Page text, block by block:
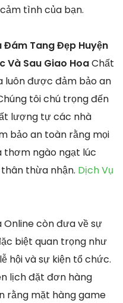
tình của bạn.
Đám Tang Đẹp Huyện
Và Sau Giao HoaChất
luôn được đảm bảo an
tôi chú trọng đến
lượng tự các nhà
bảo an toàn rằng mọi
thơm ngào ngạt lúc
thừa nhận. Dịch Vụ
Online còn đưa về sự
biệt quan trọng như
hội và sự kiện tổ chức.
lịch đặt đơn hàng
rằng mặt hàng game